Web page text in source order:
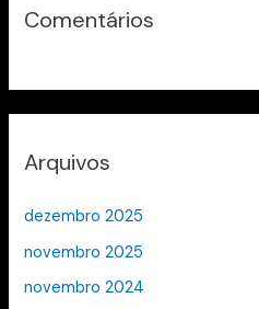
Comentários
Arquivos
dezembro 2025
novembro 2025
novembro 2024